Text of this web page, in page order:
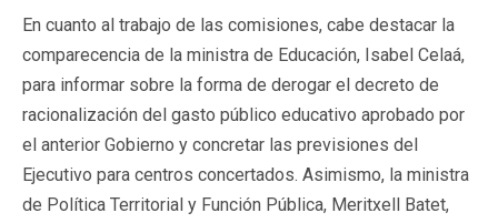
En cuanto al trabajo de las comisiones, cabe destacar la
comparecencia de la ministra de Educación, Isabel Celaá,
para informar sobre la forma de derogar el decreto de
racionalización del gasto público educativo aprobado por
el anterior Gobierno y concretar las previsiones del
Ejecutivo para centros concertados. Asimismo, la ministra
de Política Territorial y Función Pública, Meritxell Batet,